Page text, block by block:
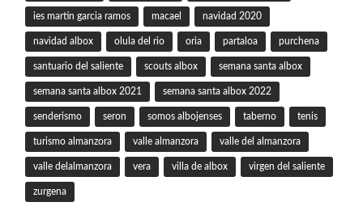
ies martin garcia ramos macael navidad 2020
navidad albox olula del rio oria partaloa purchena
santuario del saliente scouts albox semana santa albox
semana santa albox 2021 semana santa albox 2022
senderismo seron somos albojenses taberno tenis
turismo almanzora valle almanzora valle del almanzora
valle delalmanzora vera villa de albox virgen del saliente
zurgena